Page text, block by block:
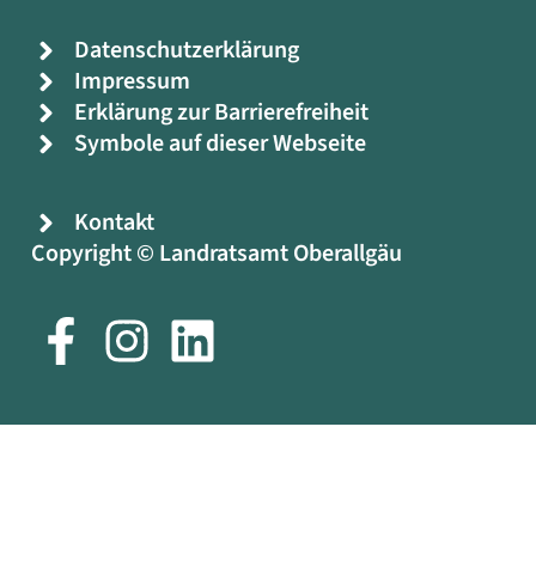
Datenschutzerklärung
Impressum
Erklärung zur Barrierefreiheit
Symbole auf dieser Webseite
Kontakt
Copyright © Landratsamt Oberallgäu